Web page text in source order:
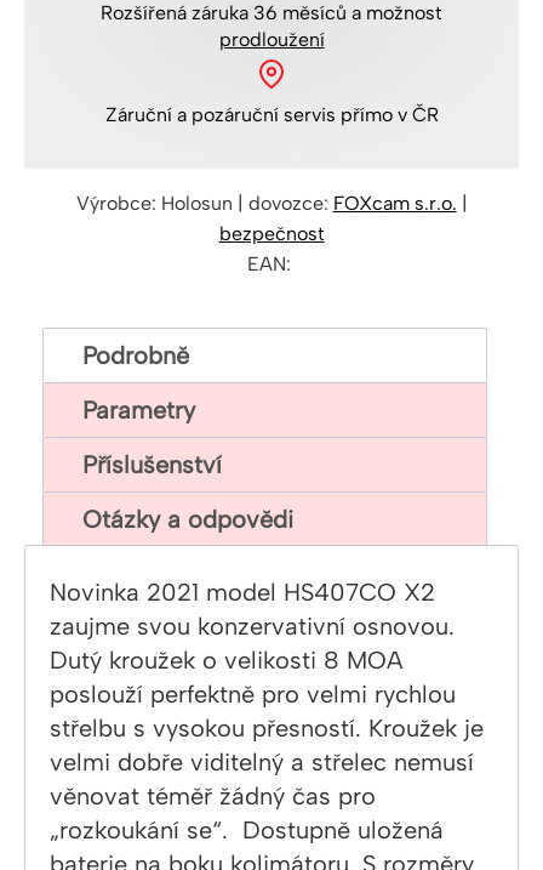
Rozšířená záruka 36 měsíců a možnost
prodloužení
Záruční a pozáruční servis přímo v ČR
Výrobce: Holosun | dovozce: FOXcam s.r.o. |
bezpečnost
EAN:
Podrobně
Parametry
Příslušenství
Otázky a odpovědi
Novinka 2021 model HS407CO X2
zaujme svou konzervativní osnovou.
Dutý kroužek o velikosti 8 MOA
poslouží perfektně pro velmi rychlou
střelbu s vysokou přesností. Kroužek je
velmi dobře viditelný a střelec nemusí
věnovat téměř žádný čas pro
„rozkoukání se“. Dostupně uložená
baterie na boku kolimátoru. S rozměry